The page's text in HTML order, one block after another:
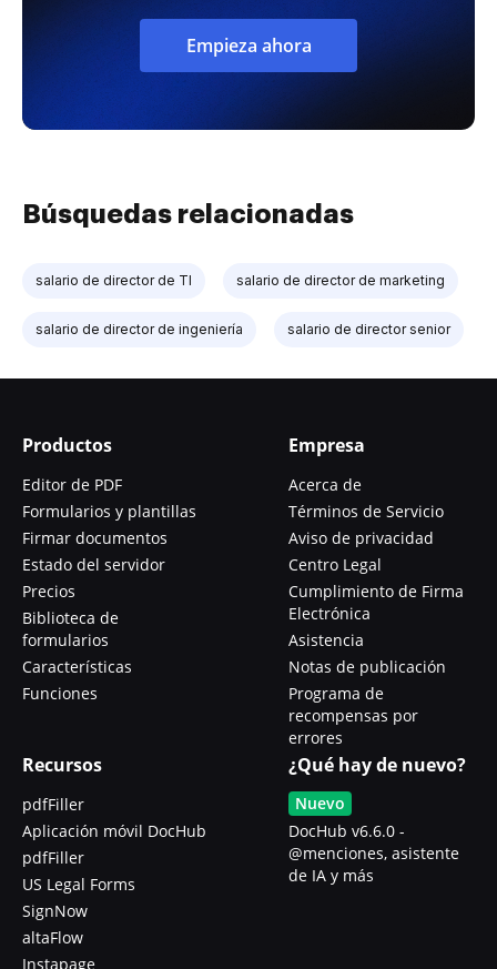
Empieza ahora
Búsquedas relacionadas
salario de director de TI salario de director de marketing
salario de director de ingeniería salario de director senior
Productos
Editor de PDF
Formularios y plantillas
Firmar documentos
Estado del servidor
Precios
Biblioteca de
formularios
Características
Funciones
Empresa
Acerca de
Términos de Servicio
Aviso de privacidad
Centro Legal
Cumplimiento de Firma
Electrónica
Asistencia
Notas de publicación
Programa de
recompensas por
errores
Recursos
pdfFiller
Aplicación móvil DocHub
pdfFiller
US Legal Forms
SignNow
altaFlow
Instapage
¿Qué hay de nuevo?
Nuevo
DocHub v6.6.0 -
@menciones, asistente
de IA y más